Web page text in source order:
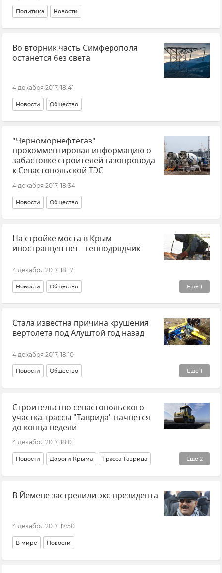
Политика Новости
Во вторник часть Симферополя
останется без света
4 декабря 2017, 18:41
Новости Общество
"Черноморнефтегаз"
прокомментировал информацию о
забастовке строителей газопровода
к Севастопольской ТЭС
4 декабря 2017, 18:34
Новости Общество
На стройке моста в Крым
иностранцев нет - генподрядчик
4 декабря 2017, 18:17
Еще 1
Новости Общество
Строительство моста через Керченский пролив
Стала известна причина крушения
вертолета под Алуштой год назад
4 декабря 2017, 18:10
Еще 1
Новости Общество
Крушение частного вертолета Robinson под Алуштой
Строительство севастопольского
участка трассы "Таврида" начнется
до конца недели
4 декабря 2017, 18:01
Еще 2
Новости Дороги Крыма Трасса Таврида
Общество
Строительство федеральной трассы "Таврида" в Крыму
В Йемене застрелили экс-президента
4 декабря 2017, 17:50
В мире Новости